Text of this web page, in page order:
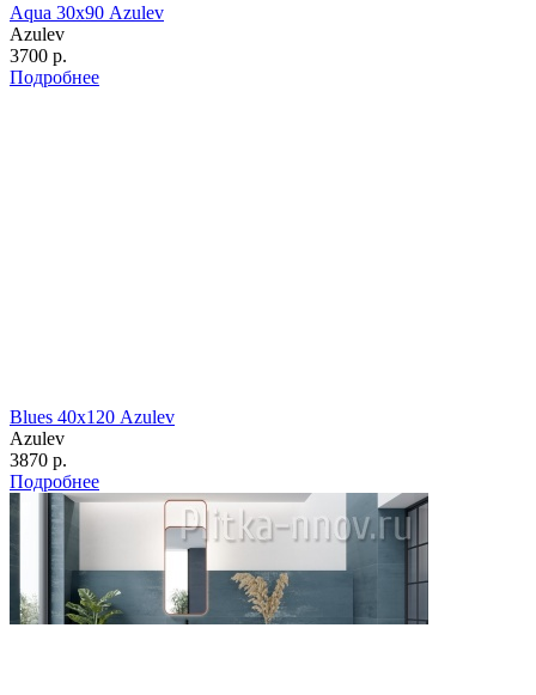
Aqua 30х90 Azulev
Azulev
3700 р.
Подробнее
Blues 40х120 Azulev
Azulev
3870 р.
Подробнее